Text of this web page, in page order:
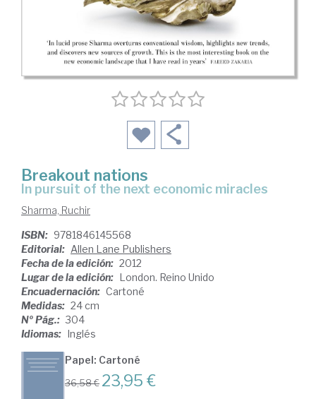
Breakout nations
in pursuit of the next economic miracles
Sharma, Ruchir
ISBN: 9781846145568
Editorial: Allen Lane Publishers
Fecha de la edición: 2012
Lugar de la edición: London. Reino Unido
Encuadernación: Cartoné
Medidas: 24 cm
Nº Pág.: 304
Idiomas: Inglés
Papel: Cartoné
36,58 € 23,95 €